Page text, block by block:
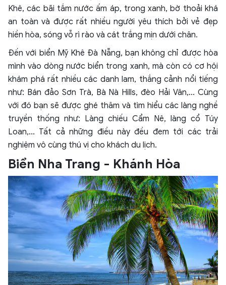
Khê, các bãi tắm nước ấm áp, trong xanh, bờ thoải khá
an toàn và được rất nhiều người yêu thích bởi vẻ đẹp
hiền hòa, sóng vỗ rì rào và cát trắng mịn dưới chân.
Đến với biển Mỹ Khê Đà Nẵng, bạn không chỉ được hòa
mình vào dòng nước biển trong xanh, mà còn có cơ hội
khám phá rất nhiều các danh lam, thắng cảnh nổi tiếng
như: Bán đảo Sơn Trà, Bà Nà Hills, đèo Hải Vân,... Cùng
với đó bạn sẽ được ghé thăm và tìm hiểu các làng nghề
truyền thống như: Làng chiếu Cẩm Nê, làng cổ Túy
Loan,... Tất cả những điều này đều đem tới các trải
nghiệm vô cùng thú vị cho khách du lịch.
Biển Nha Trang - Khánh Hòa